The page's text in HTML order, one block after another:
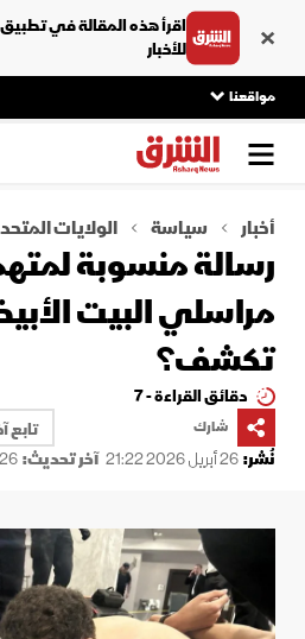
اقرأ هذه المقالة في
للأخبار
مواقعنا
أخبار سياسة الولايات
رسالة منسوبة
مراسلي البيت
تكشف؟
دقائق القراءة - 7
شارك
تابع
نُشر:26 أبريل 2026 21:22 آخر تحديث:26 أبريل 2026 21:22